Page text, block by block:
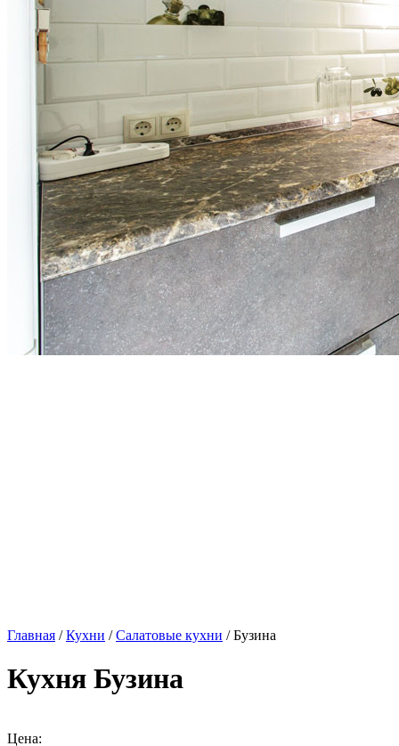
Главная /Кухни /Салатовые кухни / Бузина
Кухня Бузина
Цена: